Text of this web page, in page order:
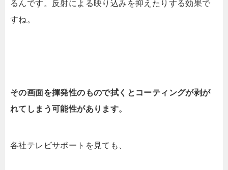
るんです。反射による映り込みを抑えたりする効果で
すね。
その画面を揮発性のもので拭くとコーティングが剥が
れてしまう可能性があります。
各社テレビサポートを見ても、